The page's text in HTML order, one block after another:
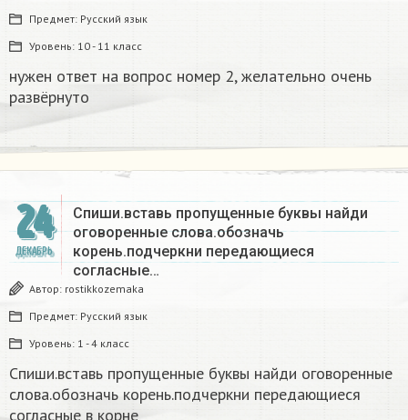
Предмет: Русский язык
Уровень: 10 - 11 класс
нужен ответ на вопрос номер 2, желательно очень
развёрнуто
24
ДЕКАБРЬ
Спиши.вставь пропущенные буквы найди
оговоренные слова.обозначь
корень.подчеркни передающиеся
согласные…
Автор: rostikkozemaka
Предмет: Русский язык
Уровень: 1 - 4 класс
Спиши.вставь пропущенные буквы найди оговоренные
слова.обозначь корень.подчеркни передающиеся
согласные в корне